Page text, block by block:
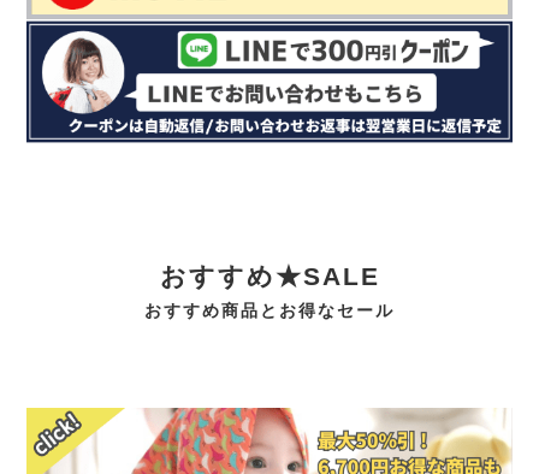
おすすめ★SALE
おすすめ商品とお得なセール